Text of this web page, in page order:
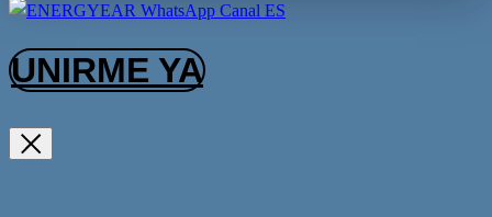
UNIRME YA